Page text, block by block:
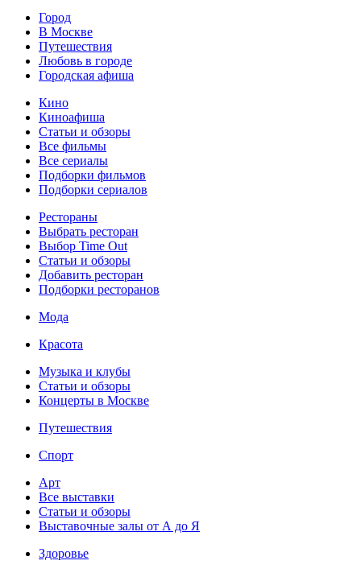
Город
В Москве
Путешествия
Любовь в городе
Городская афиша
Кино
Киноафиша
Статьи и обзоры
Все фильмы
Все сериалы
Подборки фильмов
Подборки сериалов
Рестораны
Выбрать ресторан
Выбор Time Out
Статьи и обзоры
Добавить ресторан
Подборки ресторанов
Мода
Красота
Музыка и клубы
Статьи и обзоры
Концерты в Москве
Путешествия
Спорт
Арт
Все выставки
Статьи и обзоры
Выставочные залы от А до Я
Здоровье